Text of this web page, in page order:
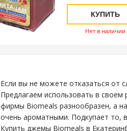
КУПИТЬ
Нет в наличии
Если вы не можете отказаться от
Предлагаем использовать в
фирмы Biomeals разнообразен, а
очень ароматными. Подкупает то,
Купить джемы Biomeals в